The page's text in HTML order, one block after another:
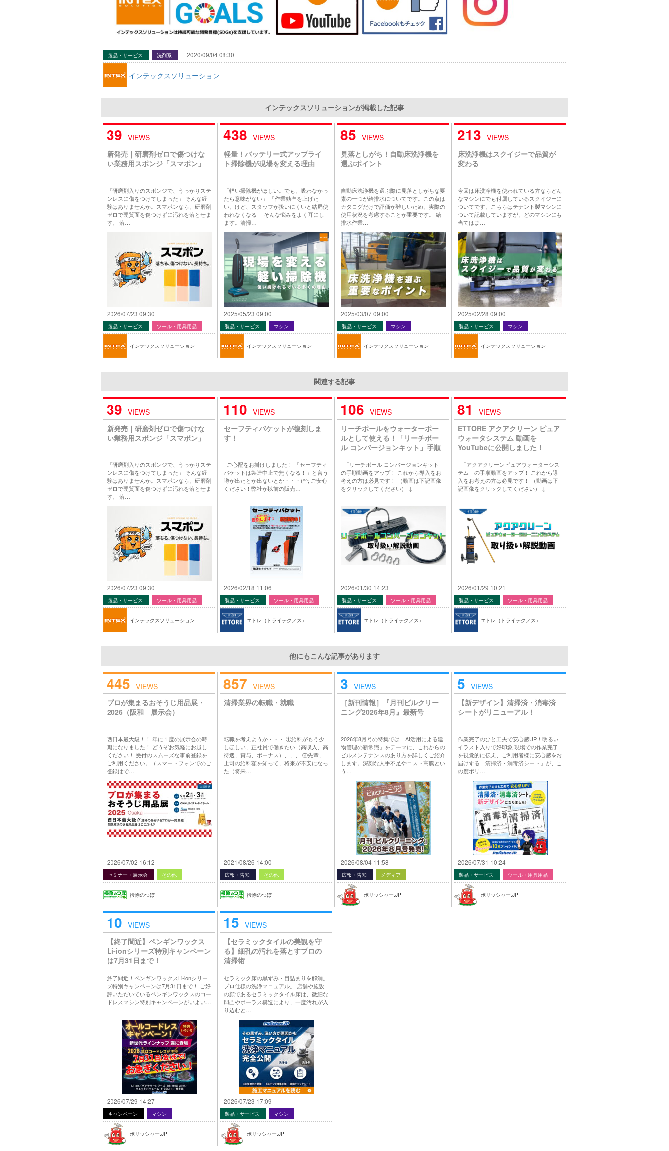
製品・サービス 洗剤系 2020/09/04 08:30
インテックスソリューション
インテックスソリューションが掲載した記事
39 VIEWS
新発売｜研磨剤ゼロで傷つけな
い業務用スポンジ「スマポン」
「研磨剤入りのスポンジで、うっかりステ
ンレスに傷をつけてしまった」 そんな経
験はありませんか。スマポンなら、研磨剤
ゼロで硬質面を傷つけずに汚れを落とせま
す。 落…
2026/07/23 09:30
製品・サービス ツール・用具用品
インテックスソリューション
438 VIEWS
軽量！バッテリー式アップライ
ト掃除機が現場を変える理由
「軽い掃除機がほしい。でも、吸わなかっ
たら意味がない」 「作業効率を上げた
い。けど、スタッフが扱いにくいと結局使
われなくなる」 そんな悩みをよく耳にし
ます。清掃…
2025/05/23 09:00
製品・サービス マシン
インテックスソリューション
85 VIEWS
見落としがち！自動床洗浄機を
選ぶポイント
自動床洗浄機を選ぶ際に見落としがちな要
素の一つが給排水についてです。この点は
カタログだけで評価が難しいため、実際の
使用状況を考慮することが重要です。 給
排水作業…
2025/03/07 09:00
製品・サービス マシン
インテックスソリューション
213 VIEWS
床洗浄機はスクイジーで品質が
変わる
今回は床洗浄機を使われている方ならどん
なマシンにでも付属しているスクイジーに
ついてです。こちらはテナント製マシンに
ついて記載していますが、どのマシンにも
当てはま…
2025/02/28 09:00
製品・サービス マシン
インテックスソリューション
関連する記事
39 VIEWS
新発売｜研磨剤ゼロで傷つけな
い業務用スポンジ「スマポン」
「研磨剤入りのスポンジで、うっかりステ
ンレスに傷をつけてしまった」 そんな経
験はありませんか。スマポンなら、研磨剤
ゼロで硬質面を傷つけずに汚れを落とせま
す。 落…
2026/07/23 09:30
製品・サービス ツール・用具用品
インテックスソリューション
110 VIEWS
セーフティバケットが復刻しま
す！
ご心配をお掛けしました！ 「セーフティ
バケットは製造中止で無くなる！」と言う
噂が出たとか出ないとか・・・(^^; ご安心
ください！弊社が以前の販売…
2026/02/18 11:06
製品・サービス ツール・用具用品
エトレ（トライテクノス）
106 VIEWS
リーチポールをウォーターポー
ルとして使える！「リーチポー
ル コンバージョンキット」手順
た！
「リーチポール コンバージョンキット」
の手順動画をアップ！ これから導入をお
考えの方は必見です！ （動画は下記画像
をクリックしてください） ↓
2026/01/30 14:23
製品・サービス ツール・用具用品
エトレ（トライテクノス）
81
VIEWS
ETTORE アクアクリーン ピュア
ウォータシステム 動画を
YouTubeに公開しました！
「アクアクリーンピュアウォーターシス
テム」の手順動画をアップ！ これから導
入をお考えの方は必見です！ （動画は下
記画像をクリックしてください） ↓
2026/01/29 10:21
製品・サービス ツール・用具用品
エトレ（トライテクノス）
他にもこんな記事があります
445 VIEWS
プロが集まるおそうじ用品展・
2026（阪和 展示会）
西日本最大級！！ 年に１度の展示会の時
期になりました！ どうぞお気軽にお越し
ください！ 受付のスムーズな事前登録を
ご利用ください。（スマートフォンでのご
登録はで…
2026/07/02 16:12
セミナー・展示会 その他
掃除のつぼ
857 VIEWS
清掃業界の転職・就職
転職を考えようか・・・ ①給料がもう少
しほしい、正社員で働きたい（高収入、高
待遇、賞与、ボーナス）、、、 ②先輩、
上司の給料額を知って、将来が不安になっ
た（将来…
2021/08/26 14:00
広報・告知 その他
掃除のつぼ
3 VIEWS
［新刊情報］『月刊ビルクリー
ニング2026年8月』最新号
2026年8月号の特集では「AI活用による建
物管理の新常識」をテーマに、これからの
ビルメンテナンスのあり方を詳しくご紹介
します。深刻な人手不足やコスト高騰とい
う…
2026/08/04 11:58
広報・告知 メディア
ポリッシャー.JP
5 VIEWS
【新デザイン】清掃済・消毒済
シートがリニューアル！
作業完了のひと工夫で安心感UP！明るい
イラスト入りで好印象 現場での作業完了
を視覚的に伝え、ご利用者様に安心感をお
届けする「清掃済・消毒済シート」が、こ
の度ポリ…
2026/07/31 10:24
製品・サービス ツール・用具用品
ポリッシャー.JP
10 VIEWS
【終了間近】ペンギンワックス
Li-ionシリーズ特別キャンペーン
は7月31日まで！
終了間近！ペンギンワックスLi-ionシリー
ズ特別キャンペーンは7月31日まで！ ご好
評いただいているペンギンワックスのコー
ドレスマシン特別キャンペーンがいよい…
2026/07/29 14:27
キャンペーン マシン
ポリッシャー.JP
15 VIEWS
【セラミックタイルの美観を守
る】細孔の汚れを落とすプロの
清掃術
セラミック床の黒ずみ・目詰まりを解消。
プロ仕様の洗浄マニュアル。 店舗や施設
の顔であるセラミックタイル床は、微細な
凹凸やポーラス構造により、一度汚れが入
り込むと…
2026/07/23 17:09
製品・サービス マシン
ポリッシャー.JP